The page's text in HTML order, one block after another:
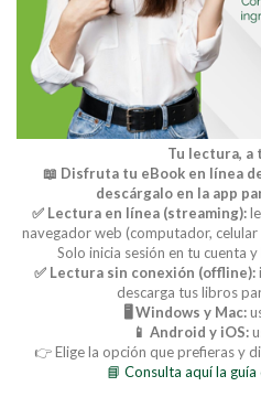
Tu lectura, a
📖 Disfruta tu eBook en línea
descárgalo en la app
✅ Lectura en línea (streaming):
navegador web (computador,
Solo inicia sesión en tu cuenta y
✅ Lectura sin conexión (offline):
descarga tus libros
🖥️ Windows y Mac:
📱 Android y iOS:
👉 Elige la opción que prefieras y
📘 Consulta aquí la